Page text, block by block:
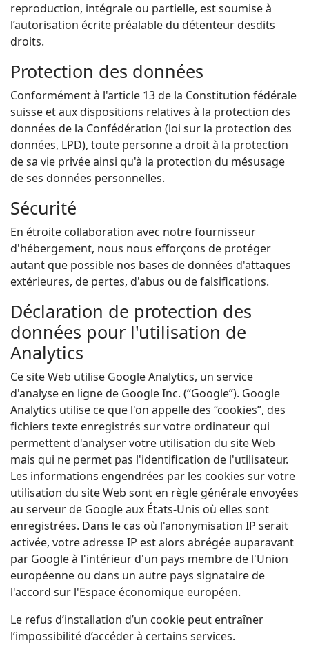
reproduction, intégrale ou partielle, est soumise à
l’autorisation écrite préalable du détenteur desdits
droits.
Protection des données
Conformément à l'article 13 de la Constitution fédérale
suisse et aux dispositions relatives à la protection des
données de la Confédération (loi sur la protection des
données, LPD), toute personne a droit à la protection
de sa vie privée ainsi qu'à la protection du mésusage
de ses données personnelles.
Sécurité
En étroite collaboration avec notre fournisseur
d'hébergement, nous nous efforçons de protéger
autant que possible nos bases de données d'attaques
extérieures, de pertes, d'abus ou de falsifications.
Déclaration de protection des
données pour l'utilisation de
Analytics
Ce site Web utilise Google Analytics, un service
d'analyse en ligne de Google Inc. (“Google”). Google
Analytics utilise ce que l'on appelle des “cookies”, des
fichiers texte enregistrés sur votre ordinateur qui
permettent d'analyser votre utilisation du site Web
mais qui ne permet pas l'identification de l'utilisateur.
Les informations engendrées par les cookies sur votre
utilisation du site Web sont en règle générale envoyées
au serveur de Google aux États-Unis où elles sont
enregistrées. Dans le cas où l'anonymisation IP serait
activée, votre adresse IP est alors abrégée auparavant
par Google à l'intérieur d'un pays membre de l'Union
européenne ou dans un autre pays signataire de
l'accord sur l'Espace économique européen.
Le refus d’installation d’un cookie peut entraîner
l’impossibilité d’accéder à certains services.